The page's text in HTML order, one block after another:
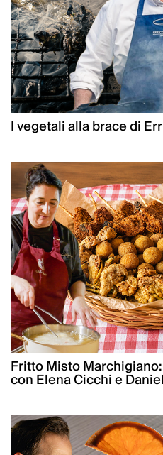
I vegetali alla brace di
Fritto Misto
con Elena Cicchi e